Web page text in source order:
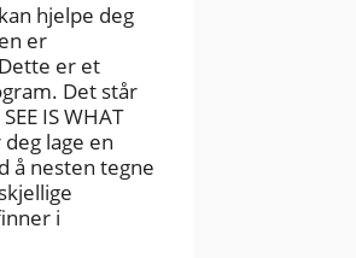
hjelpe deg
er
er et
Det står
IS WHAT
deg lage en
å nesten tegne
i